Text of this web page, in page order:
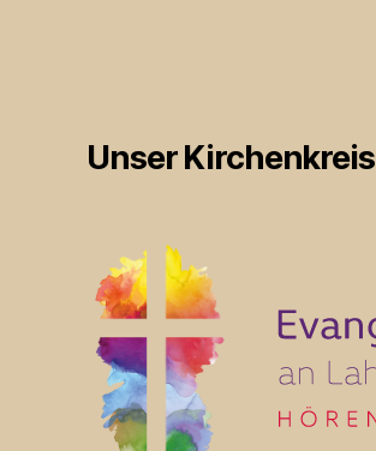
Unser Kirchenkreis